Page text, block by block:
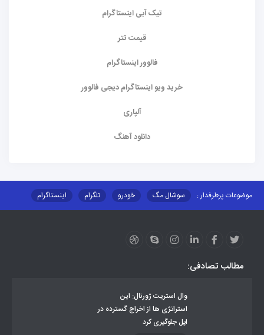
تیک آبی اینستاگرام
قیمت تتر
فالوور اینستاگرام
خرید ویو اینستاگرام دیجی فالوور
آلپاری
دانلود آهنگ
موضوعات پرطرفدار : سوشال مگ خودرو تلگرام
اینستاگرام
مطالب تصادفی:
وال استریت ژورنال: این
استراتژی ها از اخراج گسترده در
اپل جلوگیری کرد